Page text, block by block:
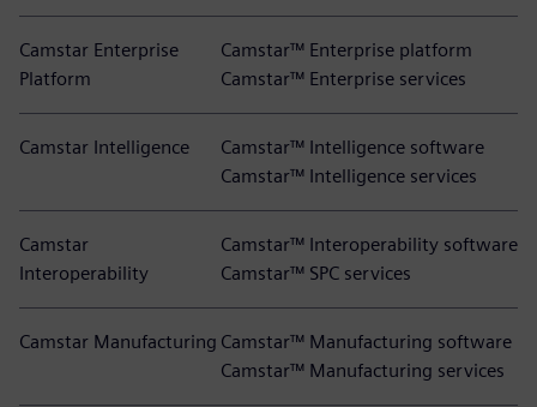
Camstar Enterprise
Platform
Camstar™ Enterprise platform
Camstar™ Enterprise services
Camstar Intelligence
Camstar™ Intelligence software
Camstar™ Intelligence services
Camstar
Interoperability
Camstar™ Interoperability software
Camstar™ SPC services
Camstar Manufacturing Camstar™ Manufacturing software
Camstar™ Manufacturing services